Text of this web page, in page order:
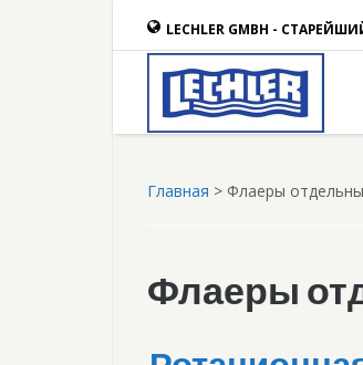
LECHLER GMBH -
Главная > Флаеры
Флаеры